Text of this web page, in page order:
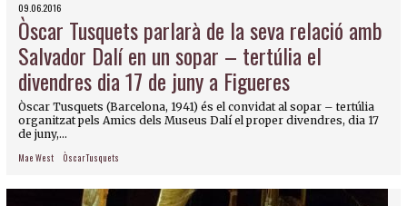
09.06.2016
Òscar Tusquets parlarà de la seva relació amb
Salvador Dalí en un sopar – tertúlia el
divendres dia 17 de juny a Figueres
Òscar Tusquets (Barcelona, 1941) és el convidat al sopar – tertúlia
organitzat pels Amics dels Museus Dalí el proper divendres, dia 17
de juny,...
Mae West Òscar Tusquets